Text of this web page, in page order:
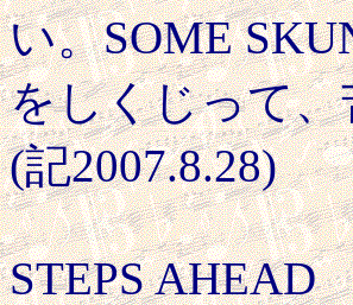
い。SOME
をしくじって
(記2007.8.28)
STEPS AHEAD